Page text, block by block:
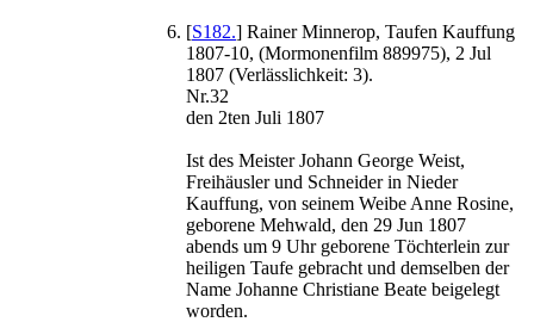
[S182.] Rainer Minnerop, Taufen Kauffung
1807-10, (Mormonenfilm 889975), 2 Jul
1807 (Verlässlichkeit: 3).
Nr.32
den 2ten Juli 1807
Ist des Meister Johann George Weist,
Freihäusler und Schneider in Nieder
Kauffung, von seinem Weibe Anne Rosine,
geborene Mehwald, den 29 Jun 1807
abends um 9 Uhr geborene Töchterlein zur
heiligen Taufe gebracht und demselben der
Name Johanne Christiane Beate beigelegt
worden.